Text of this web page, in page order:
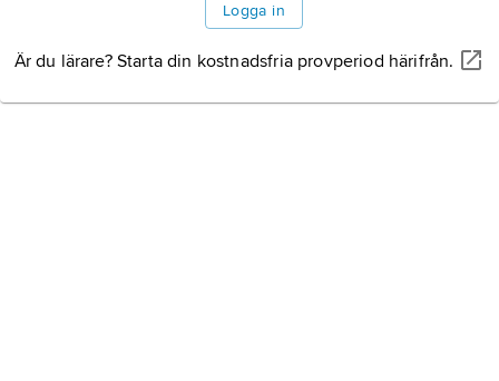
Logga in
Är du lärare? Starta din kostnadsfria provperiod härifrån.